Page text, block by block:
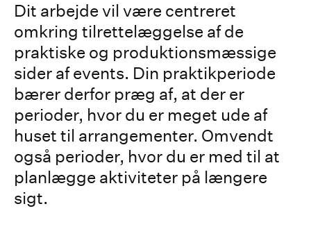
Dit arbejde vil være centreret
omkring tilrettelæggelse af de
praktiske og produktionsmæssige
sider af events. Din praktikperiode
bærer derfor præg af, at der er
perioder, hvor du er meget ude af
huset til arrangementer. Omvendt
også perioder, hvor du er med til at
planlægge aktiviteter på længere
sigt.